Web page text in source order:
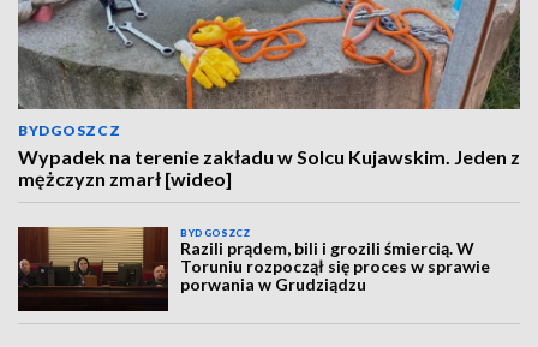
BYDGOSZCZ
Wypadek na terenie zakładu w Solcu Kujawskim. Jeden z
mężczyzn zmarł [wideo]
BYDGOSZCZ
Razili prądem, bili i grozili śmiercią. W
Toruniu rozpoczął się proces w sprawie
porwania w Grudziądzu